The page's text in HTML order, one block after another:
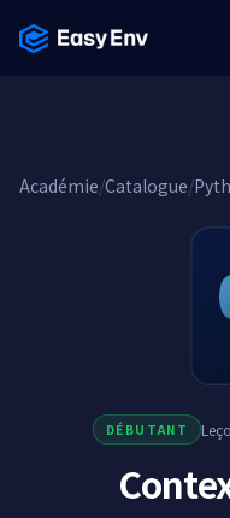
Académie/Catalogue/
DÉBUTANT